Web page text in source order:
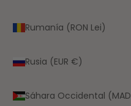
Rumanía (RON Lei)
Rusia (EUR €)